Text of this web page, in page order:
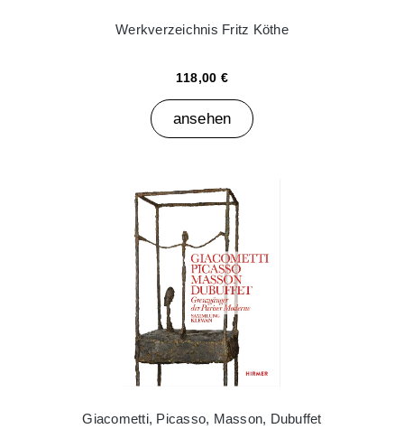
Werkverzeichnis Fritz Köthe
118,00 €
ansehen
Giacometti, Picasso, Masson, Dubuffet